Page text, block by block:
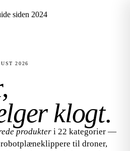
siden 2024
2026
klogt.
produkter i 22 kategorier —
til droner,